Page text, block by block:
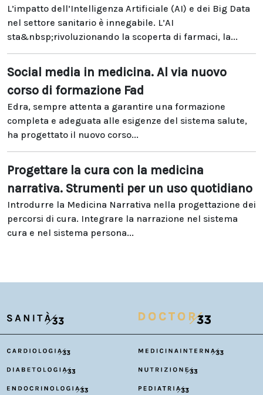
L’impatto dell’Intelligenza Artificiale (AI) e dei Big Data
nel settore sanitario è innegabile. L’AI
sta&nbsp;rivoluzionando la scoperta di farmaci, la...
Social media in medicina. Al via nuovo
corso di formazione Fad
Edra, sempre attenta a garantire una formazione
completa e adeguata alle esigenze del sistema salute,
ha progettato il nuovo corso...
Progettare la cura con la medicina
narrativa. Strumenti per un uso quotidiano
Introdurre la Medicina Narrativa nella progettazione dei
percorsi di cura. Integrare la narrazione nel sistema
cura e nel sistema persona...